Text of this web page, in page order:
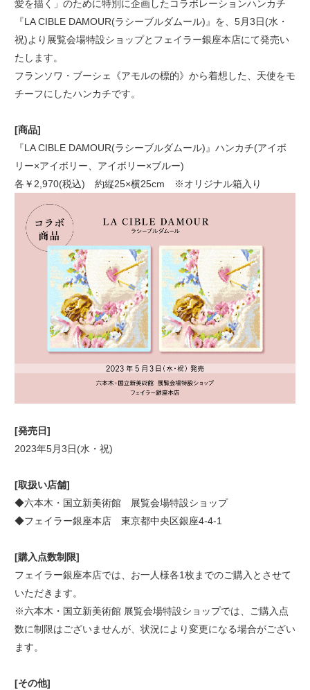
愛を描く」のために特別に企画したコラボレーションハンカチ
『LA CIBLE DAMOUR(ラシーブルダムール)』を、5月3日(水・
祝)より展覧会場特設ショップとフェイラー銀座本店にて発売い
たします。
フランソワ・ブーシェ《アモルの標的》から着想した、天使をモ
チーフにしたハンカチです。
[商品]
『LA CIBLE DAMOUR(ラシーブルダムール)』ハンカチ(アイボ
リー×アイボリー、アイボリー×ブルー)
各￥2,970(税込) 約縦25×横25cm ※オリジナル箱入り
[発売日]
2023年5月3日(水・祝)
[取扱い店舗]
◆六本木・国立新美術館 展覧会場特設ショップ
◆フェイラー銀座本店 東京都中央区銀座4-4-1
[購入点数制限]
フェイラー銀座本店では、お一人様各1枚までのご購入とさせて
いただきます。
※六本木・国立新美術館 展覧会場特設ショップでは、ご購入点
数に制限はございませんが、状況により変更になる場合がござい
ます。
[その他]